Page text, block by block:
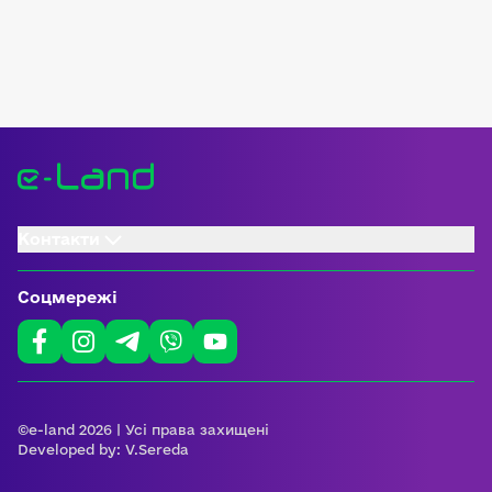
Соцмережі
©e-land 2026 | Усі права захищені
Developed by: V.Sereda